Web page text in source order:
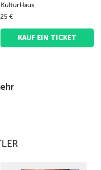
KulturHaus
25 €
KAUF EIN TICKET